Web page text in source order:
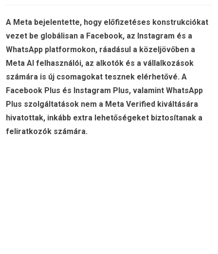
A Meta bejelentette, hogy előfizetéses konstrukciókat
vezet be globálisan a Facebook, az Instagram és a
WhatsApp platformokon, ráadásul a közeljövőben a
Meta AI felhasználói, az alkotók és a vállalkozások
számára is új csomagokat tesznek elérhetővé. A
Facebook Plus és Instagram Plus, valamint WhatsApp
Plus szolgáltatások nem a Meta Verified kiváltására
hivatottak, inkább extra lehetőségeket biztosítanak a
feliratkozók számára.